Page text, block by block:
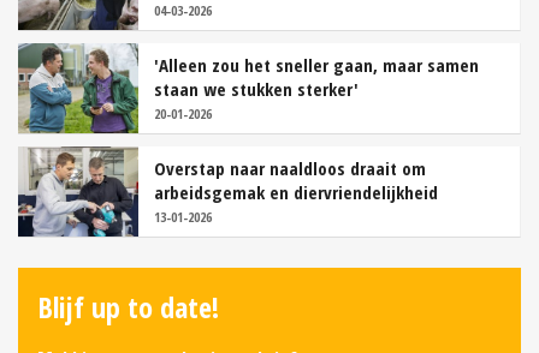
04-03-2026
'Alleen zou het sneller gaan, maar samen
staan we stukken sterker'
20-01-2026
Overstap naar naaldloos draait om
arbeidsgemak en diervriendelijkheid
13-01-2026
Blijf up to date!